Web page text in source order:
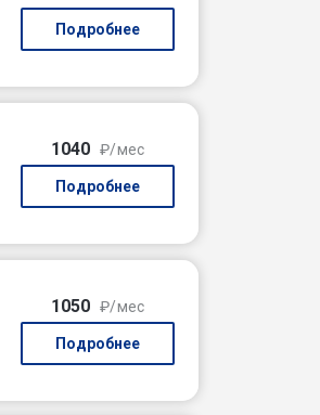
Подробнее
1040 ₽/мес
Подробнее
1050 ₽/мес
Подробнее